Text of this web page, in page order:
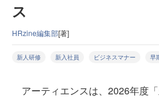
ス
HRzine編集部[著]
新人研修 新入社員 ビジネスマナー 早
アーティエンスは、2026年度